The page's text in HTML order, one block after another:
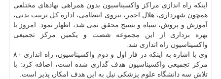
اینکه راه اندازی مراکز واکسیناسیون بدون همراهی نهادهای مختلفی
همچون شهرداری، هلال احمر، نیروی انتظامی، اداره کل تربیت بدنی،
آموزش و پروش، سپاه و بسیج محقق نمی شد، اظهار نمود: امروز با
بهره برداری از این مجموعه شصت و یکمین مرکز تجمیعی
واکسیناسیون راه اندازی شد.
وی با اشاره به اینکه در فاز اول و دوم واکسیناسیون، راه اندازی ۸۰
مرکز تجمیعی واکسیناسیون هدف گذاری شده است، اضافه کرد: با
تلاش سه دانشگاه علوم پزشکی نیل به این هدف امکان پذیر است.